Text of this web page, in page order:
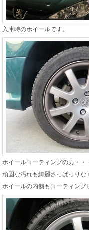
入庫時のホイールです。
ホイールコーティングの力・・
頑固な汚れも綺麗さっぱっりな
ホイールの内側もコーティング